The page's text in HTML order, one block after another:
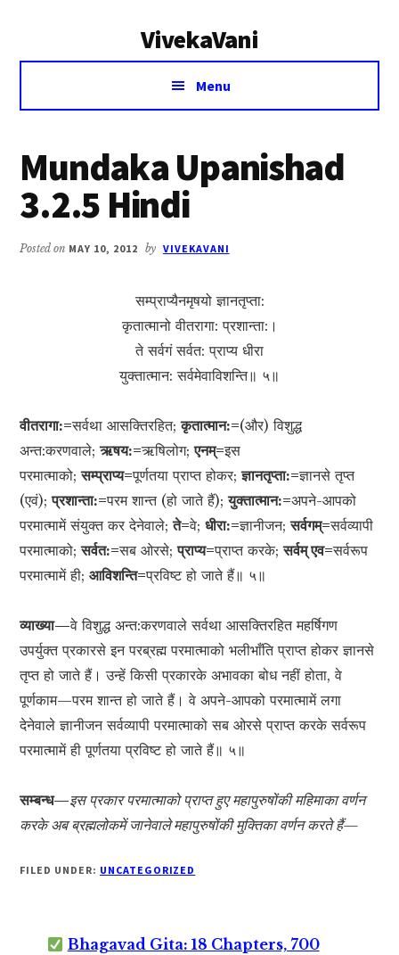
VivekaVani
Voice
Vivekananda
Menu
Mundaka Upanishad
3.2.5 Hindi
Posted on MAY 10, 2012 by VIVEKAVANI
सम्प्राप्यैनमृषयो ज्ञानतृप्ता:
कृतात्मानो वीतरागा: प्रशान्ता:।
ते सर्वगं सर्वत: प्राप्य धीरा
युक्तात्मान: सर्वमेवाविशन्ति॥ ५॥
वीतरागा:=सर्वथा आसक्तिरहित;कृतात्मान:=(और) विशुद्ध
अन्त:करणवाले;ऋषय:=ऋषिलोग;एनम्=इस
परमात्माको;सम्प्राप्य=पूर्णतया प्राप्त होकर;ज्ञानतृप्ता:=ज्ञानसे तृप्त
(एवं);प्रशान्ता:=परम शान्त (हो जाते हैं);युक्तात्मान:=अपने-आपको
परमात्मामें संयुक्त कर देनेवाले;ते=वे;धीरा:=ज्ञानीजन;सर्वगम्=सर्वव्यापी
परमात्माको;सर्वत:=सब ओरसे;प्राप्य=प्राप्त करके;सर्वम् एव=सर्वरूप
परमात्मामें ही;आविशन्ति=प्रविष्ट हो जाते हैं॥ ५॥
व्याख्या—वे विशुद्ध अन्त:करणवाले सर्वथा आसक्तिरहित महर्षिगण
उपर्युक्त प्रकारसे इन परब्रह्म परमात्माको भलीभाँति प्राप्त होकर ज्ञानसे
तृप्त हो जाते हैं। उन्हें किसी प्रकारके अभावका बोध नहीं होता, वे
पूर्णकाम—परम शान्त हो जाते हैं। वे अपने-आपको परमात्मामें लगा
देनेवाले ज्ञानीजन सर्वव्यापी परमात्माको सब ओरसे प्राप्त करके सर्वरूप
परमात्मामें ही पूर्णतया प्रविष्ट हो जाते हैं॥ ५॥
सम्बन्ध—इस प्रकार परमात्माको प्राप्त हुए महापुरुषोंकी महिमाका वर्णन
करके अब ब्रह्मलोकमें जानेवाले महापुरुषोंकी मुक्तिका वर्णन करते हैं—
FILED UNDER: UNCATEGORIZED
Bhagavad Gita: 18 Chapters, 700